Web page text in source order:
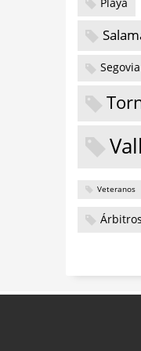
Segovia
Veteranos
Árbitros